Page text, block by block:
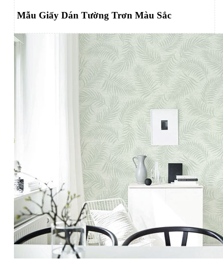
Mẫu Giấy Dán Tường Trơn Màu Sắc